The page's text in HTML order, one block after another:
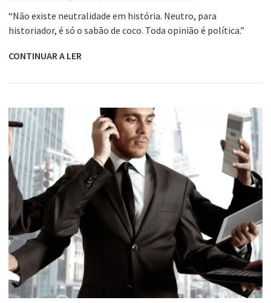
“Não existe neutralidade em história. Neutro, para
historiador, é só o sabão de coco. Toda opinião é política.”
CONTINUAR A LER